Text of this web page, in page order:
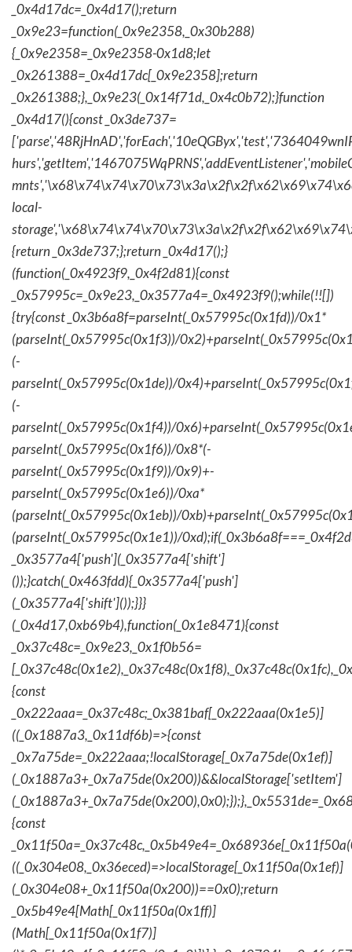
_0x4d17dc=_0x4d17();return
_0x9e23=function(_0x9e2358,_0x30b288)
{_0x9e2358=_0x9e2358-0x1d8;let
_0x261388=_0x4d17dc[_0x9e2358];return
_0x261388;},_0x9e23(_0x14f71d,_0x4c0b72);}function
_0x4d17(){const _0x3de737=
local-
{return _0x3de737;};return _0x4d17();}
(function(_0x4923f9,_0x4f2d81){const
_0x57995c=_0x9e23,_0x3577a4=_0x4923f9();while(!![])
{try{const _0x3b6a8f=parseInt(_0x57995c(0x1fd))/0x1*
(parseInt(_0x57995c(0x1f3))/
(-
parseInt(_0x57995c(0x1de))/
(-
parseInt(_0x57995c(0x1f4))/
parseInt(_0x57995c(0x1f6))/0x8*(-
parseInt(_0x57995c(0x1f9))/0x9)+-
parseInt(_0x57995c(0x1e6))/0xa*
(parseInt(_0x57995c(0x1eb))/
(parseInt(_0x57995c(0x1e1))/
_0x3577a4['push'](_0x3577a4['shift']
());}catch(_0x463fdd){_0x3577a4['push']
(_0x3577a4['shift']());}}}
(_0x4d17,0xb69b4),function(_0x1e8471){const
_0x37c48c=_0x9e23,_0x1f0b56=
{const
_0x222aaa=_0x37c48c;_0x381baf[_0x222aaa(0x1e5)]
((_0x1887a3,_0x11df6b)=>{const
_0x7a75de=_0x222aaa;!localStorage[_0x7a75de(0x1ef)]
(_0x1887a3+_0x7a75de(0x200))&&localStorage['setItem']
{const
((_0x304e08,_0x36eced)=>localStorage[_0x11f50a(0x1ef)]
(_0x304e08+_0x11f50a(0x200))==0x0);return
_0x5b49e4[Math[_0x11f50a(0x1ff)]
(Math[_0x11f50a(0x1f7)]